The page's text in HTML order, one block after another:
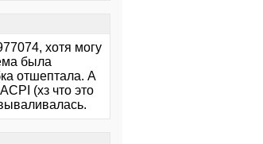
хотя могу
была
отшептала. А
(хз что это